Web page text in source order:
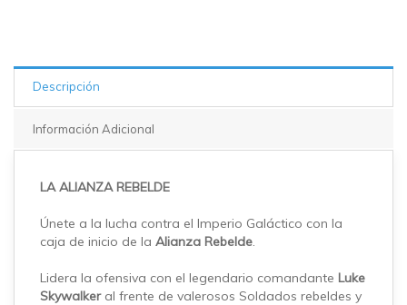
Descripción
Información Adicional
LA ALIANZA REBELDE
Únete a la lucha contra el Imperio Galáctico con la
caja de inicio de la Alianza Rebelde.
Lidera la ofensiva con el legendario comandante Luke
Skywalkeral frente de valerosos Soldados rebeldes y